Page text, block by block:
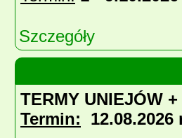
Szczegóły
TERMY UNIEJÓW
Termin: 12.08.2026